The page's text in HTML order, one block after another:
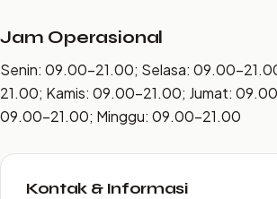
Jam Operasional
Senin: 09.00–21.00; Selasa:
21.00; Kamis: 09.00–21.00; Jumat:
09.00–21.00; Minggu: 09.00–21.00
Kontak & Informasi